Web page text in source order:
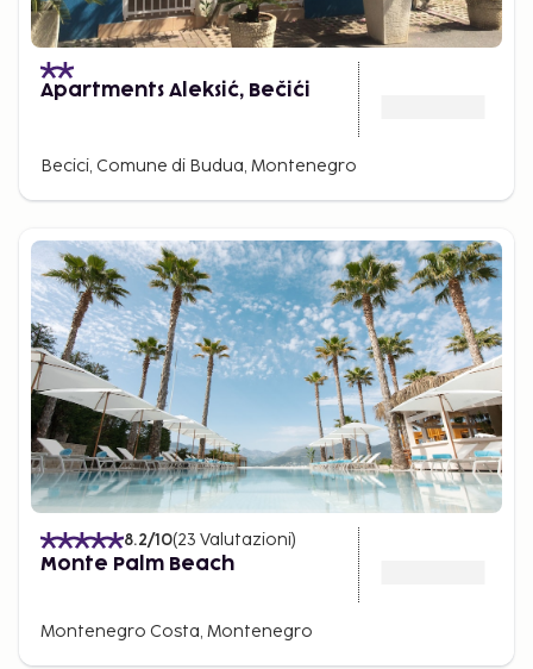
Apartments Aleksić, Bečići
Becici, Comune di Budua, Montenegro
8.2/10(23 Valutazioni)
Monte Palm Beach
Montenegro Costa, Montenegro